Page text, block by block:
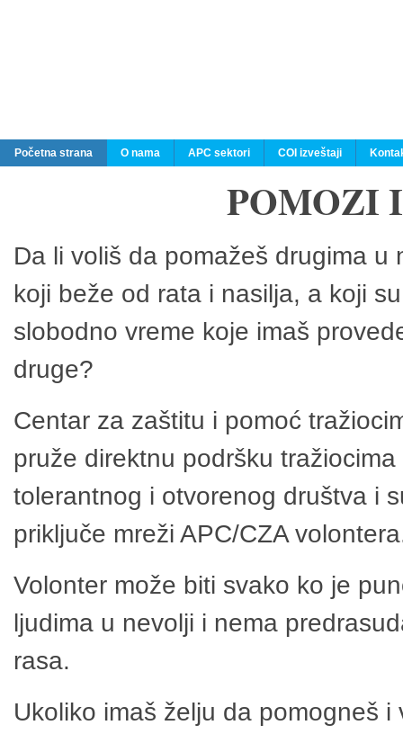
Početna strana O nama APC sektori COI izveštaji
POMOZI
Da li voliš da pomažeš drugima
koji beže od rata i nasilja, a koji
slobodno vreme koje imaš
druge?
Centar za zaštitu i pomoć
pruže direktnu podršku
tolerantnog i otvorenog društva i
priključe mreži APC/CZA
Volonter može biti svako ko je
ljudima u nevolji i nema
rasa.
Ukoliko imaš želju da pomogneš